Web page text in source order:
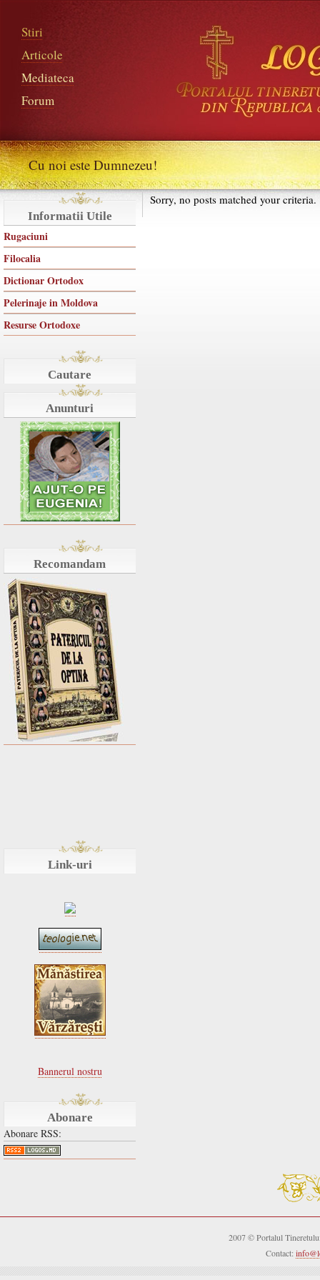
Stiri
Articole
Mediateca
Forum
Cu noi este Dumnezeu!
Informatii Utile
Rugaciuni
Filocalia
Dictionar Ortodox
Pelerinaje in Moldova
Resurse Ortodoxe
Cautare
Anunturi
Recomandam
Link-uri
Bannerul nostru
Abonare
Abonare RSS:
Sorry, no posts matched your criteria.
2007 © Portalul
Contact: